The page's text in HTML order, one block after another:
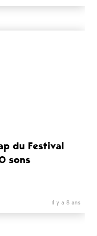
du Festival
sons
il y a 8 ans